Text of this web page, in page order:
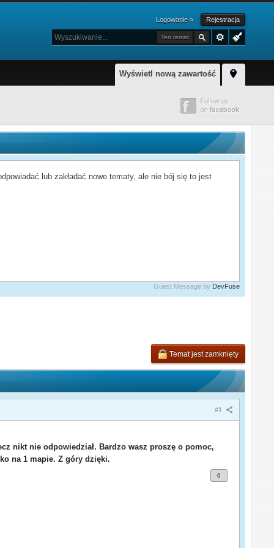
Logowanie » Rejestracja
Ten temat
Wyświetl nową zawartość
lub zakładać nowe tematy, ale nie bój się to jest
Guest Message by DevFuse
Temat jest zamknięty
#1
nikt nie odpowiedział. Bardzo wasz proszę o pomoc,
na 1 mapie. Z góry dzięki.
0